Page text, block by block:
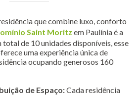
que combine luxo, conforto
Saint Moritz em Paulínia é a
total de 10 unidades disponíveis, esse
uma experiência única de
ocupando generosos 160
de Espaço:Cada residência